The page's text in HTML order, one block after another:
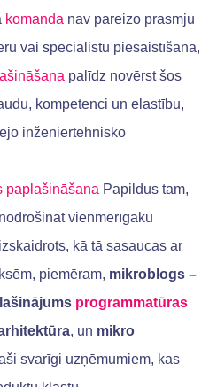
komanda nav pareizo prasmju
vai speciālistu piesaistīšana,
palīdz novērst šos
kompetenci un elastību,
inženiertehnisko
paplašināšana Papildus tam,
vienmērīgāku
kā tā sasaucas ar
piemēram, mikroblogs –
programmatūras
, un mikro
svarīgi uzņēmumiem, kas